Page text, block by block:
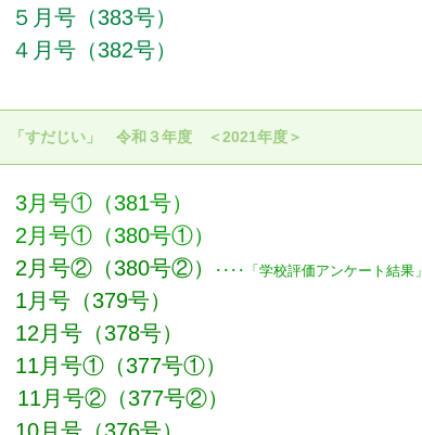
５月号（383号）
４月号（382号）
「すだじい」 令和３年度 ＜2021年度＞
3月号①（381号）
2月号①（380号①）
2月号②（380号②）
････「学校評価アンケート結果」
1月号（379号）
12月号（378号）
11月号①（377号①）
11月号②（377号②）
10月号（376号）